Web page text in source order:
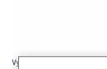
Vysoko kvalitný elektromagnet